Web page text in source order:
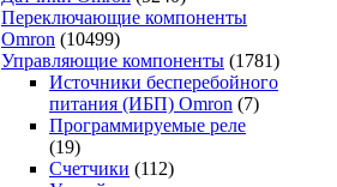
Переключающие компоненты
Omron (10499)
Управляющие компоненты (1781)
Источники бесперебойного
питания (ИБП) Omron (7)
Программируемые реле
(19)
Счетчики (112)